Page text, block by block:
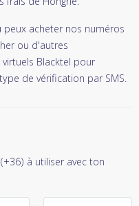
peux acheter nos numéros
ou d'autres
Blacktel pour
de vérification par SMS.
à utiliser avec ton